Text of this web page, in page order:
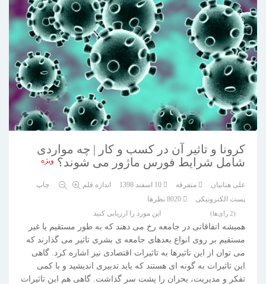
کرونا و تاثیر آن در کسب و کار | چه مواردی
شامل شرایط فورس ماژور می شوند؟ ویژه
علی هنانیان متفرقه اندازه قلم
چاپ
پست الکترونیکی
8020 نظرها
این مورد را ارزیابی کنید
(2 رای‌ها)
همیشه اتفاقاتی در جامعه رخ می دهند که به طور مستقیم یا غیر
مستقیم بر روی انواع بعدهای جامعه ی بشری تاثیر می گذارند که
می توان از این تاثیرها به تاثیرات اقتصادی نیز اشاره کرد. گاهی
این تاثیرات به گونه ای هستند که باید تدبیری اندیشید و با کمی
تفکر و مدیریت، بحران را پشت سر گذاشت. گاهی هم این تاثیرات